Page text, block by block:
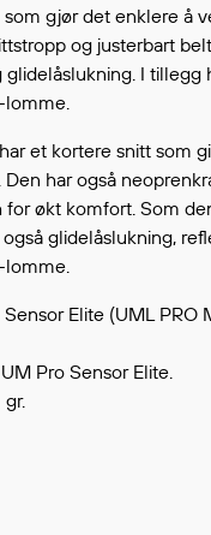
gjør det enklere å
og justerbart
I tillegg
lomme.
et kortere snitt som
har også
for økt komfort. Som
glidelåslukning,
lomme.
Elite (UML PRO
Pro Sensor Elite.
Fortsett å handle
ØNSKELISTEN